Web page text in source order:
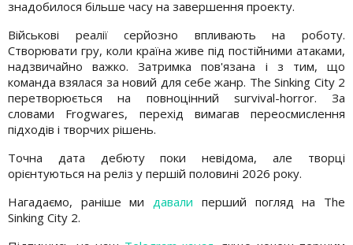
знадобилося більше часу на завершення проекту.
Військові реалії серйозно впливають на роботу.
Створювати гру, коли країна живе під постійними атаками,
надзвичайно важко. Затримка пов'язана і з тим, що
команда взялася за новий для себе жанр. The Sinking City 2
перетворюється на повноцінний survival-horror. За
словами Frogwares, перехід вимагав переосмислення
підходів і творчих рішень.
Точна дата дебюту поки невідома, але творці
орієнтуються на реліз у першій половині 2026 року.
Нагадаємо, раніше ми давали перший погляд на The
Sinking City 2.